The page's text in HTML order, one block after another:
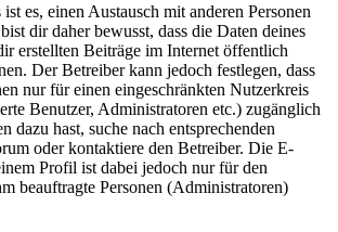
es, einen Austausch mit anderen Personen
dir daher bewusst, dass die Daten deines
erstellten Beiträge im Internet öffentlich
Der Betreiber kann jedoch festlegen, dass
nur für einen eingeschränkten Nutzerkreis
Benutzer, Administratoren etc.) zugänglich
dazu hast, suche nach entsprechenden
oder kontaktiere den Betreiber. Die E-
Profil ist dabei jedoch nur für den
beauftragte Personen (Administratoren)